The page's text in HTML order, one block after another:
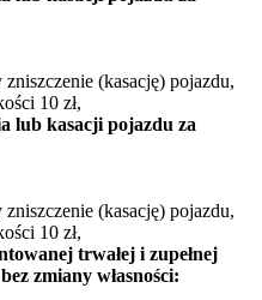
(kasację) pojazdu,
10 zł,
lub kasacji pojazdu za
(kasację) pojazdu,
10 zł,
trwałej i zupełnej
zmiany własności: